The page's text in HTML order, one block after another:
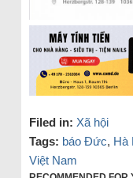
Filed in: Xã hội
Tags: báo Đức, Hà
Việt Nam